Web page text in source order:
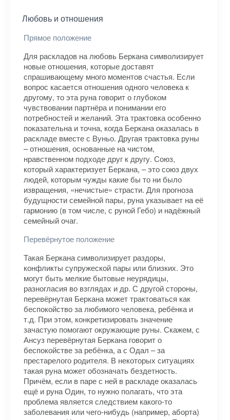
Любовь и отношения
Прямое положение
Для раскладов на любовь Беркана символизирует
новые отношения, которые доставят
спрашивающему много моментов счастья. Если
вопрос касается отношения одного человека к
другому, то эта руна говорит о глубоком
чувствовании партнёра и понимании его
потребностей и желаний. Эта трактовка особенно
показательна и точна, когда Беркана оказалась в
раскладе вместе с Вуньо. Другая трактовка руны
– отношения, основанные на чистом,
нравственном подходе друг к другу. Союз,
который характеризует Беркана, – это союз двух
людей, которым чужды какие бы то ни было
извращения, «нечистые» страсти. Для прогноза
будущности семейной пары, руна указывает на её
гармонию (в том числе, с руной Гебо) и надёжный
семейный очаг.
Перевёрнутое положение
Такая Беркана символизирует раздоры,
конфликты супружеской пары или близких. Это
могут быть мелкие бытовые неурядицы,
разногласия во взглядах и др. С другой стороны,
перевёрнутая Беркана может трактоваться как
беспокойство за любимого человека, ребёнка и
т.д. При этом, конкретизировать значение
зачастую помогают окружающие руны. Скажем, с
Ансуз перевёрнутая Беркана говорит о
беспокойстве за ребёнка, а с Одал – за
престарелого родителя. В некоторых ситуациях
такая руна может обозначать бездетность.
Причём, если в паре с ней в раскладе оказалась
ещё и руна Один, то нужно полагать, что эта
проблема является следствием какого-то
заболевания или чего-нибудь (например, аборта)